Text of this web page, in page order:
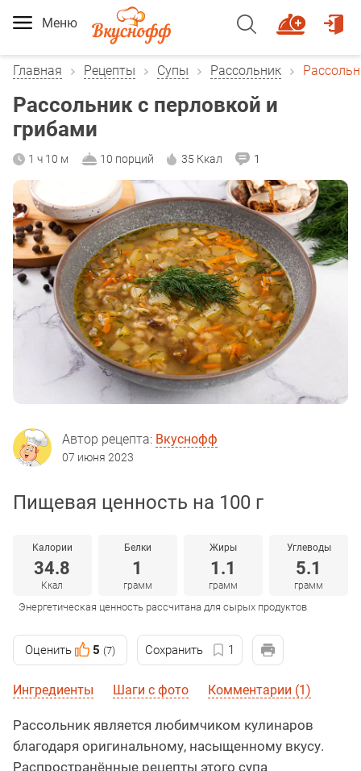
Меню
Главная Рецепты Супы Рассольник
Рассольник с перловкой и
грибами
1 ч 10 м 10 порций 35 Ккал 1
Автор рецепта: Вкуснофф
07 июня 2023
Пищевая ценность на 100 г
Калории
34.8
Ккал
Белки
1
грамм
Жиры
1.1
грамм
Углеводы
5.1
грамм
Энергетическая ценность рассчитана для сырых продуктов
Оценить 5 (7) Сохранить 1
Ингредиенты Шаги с фото Комментарии (1)
Рассольник является любимчиком кулинаров
благодаря оригинальному, насыщенному вкусу.
Распространённые рецепты этого супа